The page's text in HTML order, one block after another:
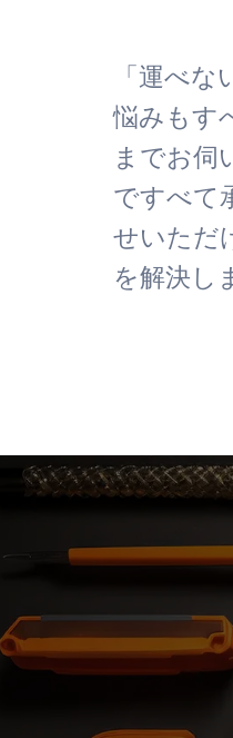
「運べ
悩みもす
までお伺
ですべて
せいただ
を解決し